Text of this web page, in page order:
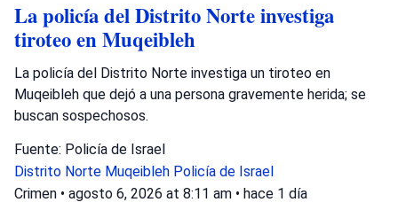
La policía del Distrito Norte investiga
tiroteo en Muqeibleh
La policía del Distrito Norte investiga un tiroteo en
Muqeibleh que dejó a una persona gravemente herida; se
buscan sospechosos.
Fuente: Policía de Israel
Distrito Norte Muqeibleh Policía de Israel
Crimen • agosto 6, 2026 at 8:11 am • hace 1 día